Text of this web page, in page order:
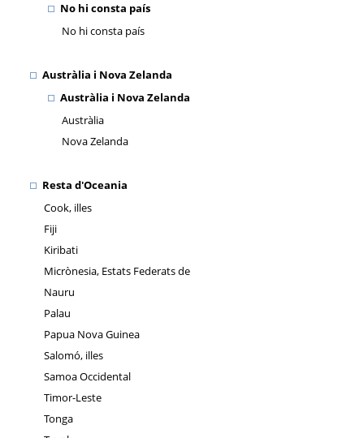
No hi consta país
No hi consta país
Austràlia i Nova Zelanda
Austràlia i Nova Zelanda
Austràlia
Nova Zelanda
Resta d'Oceania
Cook, illes
Fiji
Kiribati
Micrònesia, Estats Federats de
Nauru
Palau
Papua Nova Guinea
Salomó, illes
Samoa Occidental
Timor-Leste
Tonga